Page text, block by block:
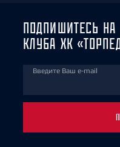
ПОДПИШИТЕСЬ
КЛУБА ХК
Введите Ваш e-mail